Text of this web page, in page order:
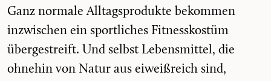
Ganz normale Alltagsprodukte bekommen
inzwischen ein sportliches Fitnesskostüm
übergestreift. Und selbst Lebensmittel, die
ohnehin von Natur aus eiweißreich sind,